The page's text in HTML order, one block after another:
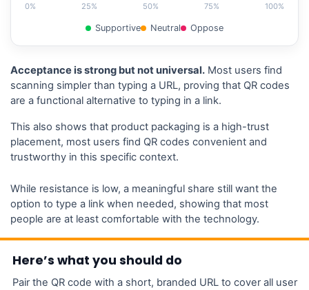
0% 25% 50% 75% 100%
Supportive Neutral Oppose
Acceptance is strong but not universal. Most users find
scanning simpler than typing a URL, proving that QR codes
are a functional alternative to typing in a link.
This also shows that product packaging is a high-trust
placement, most users find QR codes convenient and
trustworthy in this specific context.
While resistance is low, a meaningful share still want the
option to type a link when needed, showing that most
people are at least comfortable with the technology.
Here’s what you should do
Pair the QR code with a short, branded URL to cover all user